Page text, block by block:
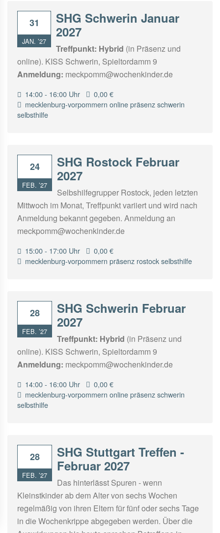
31
JAN. ’27
SHG Schwerin Januar
2027
Treffpunkt: Hybrid (in Präsenz und
online). KISS Schwerin, Spieltordamm 9
Anmeldung: meckpomm@wochenkinder.de
14:00 - 16:00 Uhr
0,00 €
mecklenburg-vorpommern onlinepräsenzschwerin
selbsthilfe
24
FEB. ’27
SHG Rostock Februar
2027
Selbshilfegrupper Rostock, jeden letzten
Mittwoch im Monat, Treffpunkt variiert und wird nach
Anmeldung bekannt gegeben. Anmeldung an
meckpomm@wochenkinder.de
15:00 - 17:00 Uhr
0,00 €
mecklenburg-vorpommern präsenz rostockselbsthilfe
28
FEB. ’27
SHG Schwerin Februar
2027
Treffpunkt: Hybrid (in Präsenz und
online). KISS Schwerin, Spieltordamm 9
Anmeldung: meckpomm@wochenkinder.de
14:00 - 16:00 Uhr
0,00 €
mecklenburg-vorpommern onlinepräsenzschwerin
selbsthilfe
28
FEB. ’27
SHG Stuttgart Treffen -
Februar 2027
Das hinterlässt Spuren - wenn
Kleinstkinder ab dem Alter von sechs Wochen
regelmäßig von ihren Eltern für fünf oder sechs Tage
in die Wochenkrippe abgegeben werden. Über die